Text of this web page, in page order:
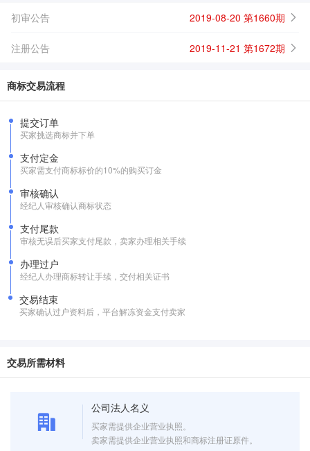
初审公告 2019-08-20 第1660期
注册公告 2019-11-21 第1672期
商标交易流程
提交订单
买家挑选商标并下单
支付定金
买家需支付商标标价的10%的购买订金
审核确认
经纪人审核确认商标状态
支付尾款
审核无误后买家支付尾款，卖家办理相关手续
办理过户
经纪人办理商标转让手续，交付相关证书
交易结束
买家确认过户资料后，平台解冻资金支付卖家
交易所需材料
公司法人名义
买家需提供企业营业执照。
卖家需提供企业营业执照和商标注册证原件。